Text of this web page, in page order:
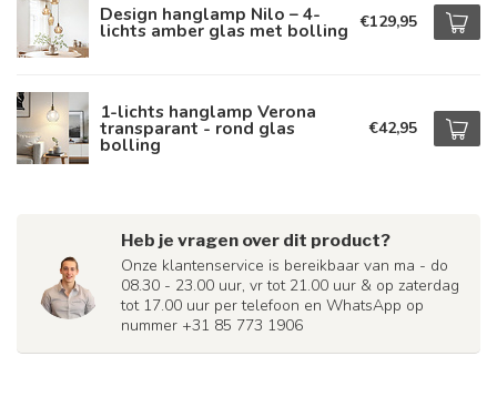
Design hanglamp Nilo – 4-
lichts amber glas met bolling €129,95
1-lichts hanglamp Verona
transparant - rond glas
bolling
€42,95
Heb je vragen over dit product?
Onze klantenservice is bereikbaar van ma - do
08.30 - 23.00 uur, vr tot 21.00 uur & op zaterdag
tot 17.00 uur per telefoon en WhatsApp op
nummer +31 85 773 1906